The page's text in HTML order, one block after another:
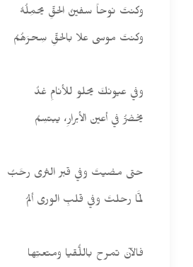
وكنتَ نوحاً سفينُ الحقِّ يحمِلُهُ
وكنتَ موسى علا بالحقِّ سِحرَهُمُ
وفي عيونكَ يحلو للأنامِ غدٌ
يخضرُّ في أعين الأبرارِ، يبتسِمُ
حتى مضيتَ وفي قبر الثرى رحَبٌ
لمَّا رحلتَ وفي قلبِ الورى ألمُ
فالآنَ تمرح باللُّقيا ومتعتِها